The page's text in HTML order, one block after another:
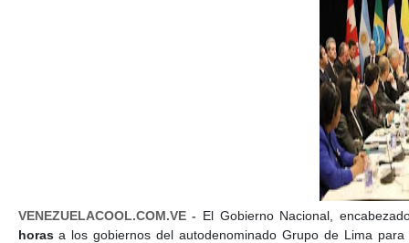
VENEZUELACOOL.COM.VE - El Gobierno Nacional,
horasa los gobiernos del autodenominado Grupo de Lima para